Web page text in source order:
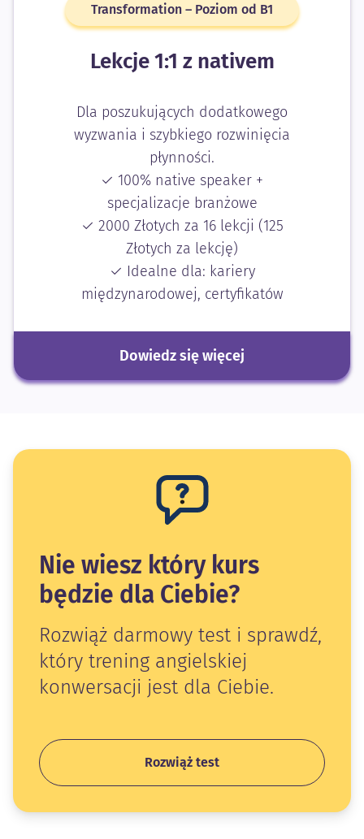
Transformation – Poziom od B1
Lekcje 1:1 z nativem
Dla poszukujących dodatkowego
wyzwania i szybkiego rozwinięcia
płynności.
✓ 100% native speaker +
specjalizacje branżowe
✓ 2000 Złotych za 16 lekcji (125
Złotych za lekcję)
✓ Idealne dla: kariery
międzynarodowej, certyfikatów
Dowiedz się więcej
Nie wiesz który kurs
będzie dla Ciebie?
Rozwiąż darmowy test i sprawdź,
który trening angielskiej
konwersacji jest dla Ciebie.
Rozwiąż test